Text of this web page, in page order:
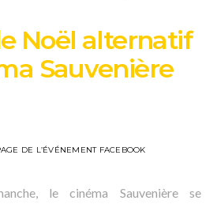
Noël alternatif
Sauvenière
DE L’ÉVÉNEMENT FACEBOOK
le cinéma Sauvenière se